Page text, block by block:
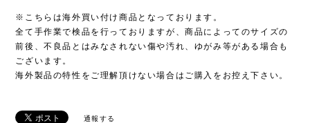
※こちらは海外買い付け商品となっております。
全て手作業で検品を行っておりますが、商品によってのサイズの
前後、不良品とはみなされない傷や汚れ、ゆがみ等がある場合も
ございます。
海外製品の特性をご理解頂けない場合はご購入をお控え下さい。
通報する